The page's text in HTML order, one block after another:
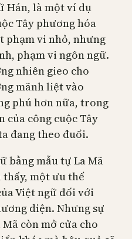
Hán, là một ví dụ
Tây phương hóa
phạm vi nhỏ, nhưng
phạm vi ngôn ngữ.
nhiên gieo cho
mãnh liệt vào
phú hơn nữa, trong
của công cuộc Tây
đang theo đuổi.
bằng mẫu tự La Mã
thấy, một ưu thế
Việt ngữ đối với
diện. Nhưng sự
còn mở cửa cho